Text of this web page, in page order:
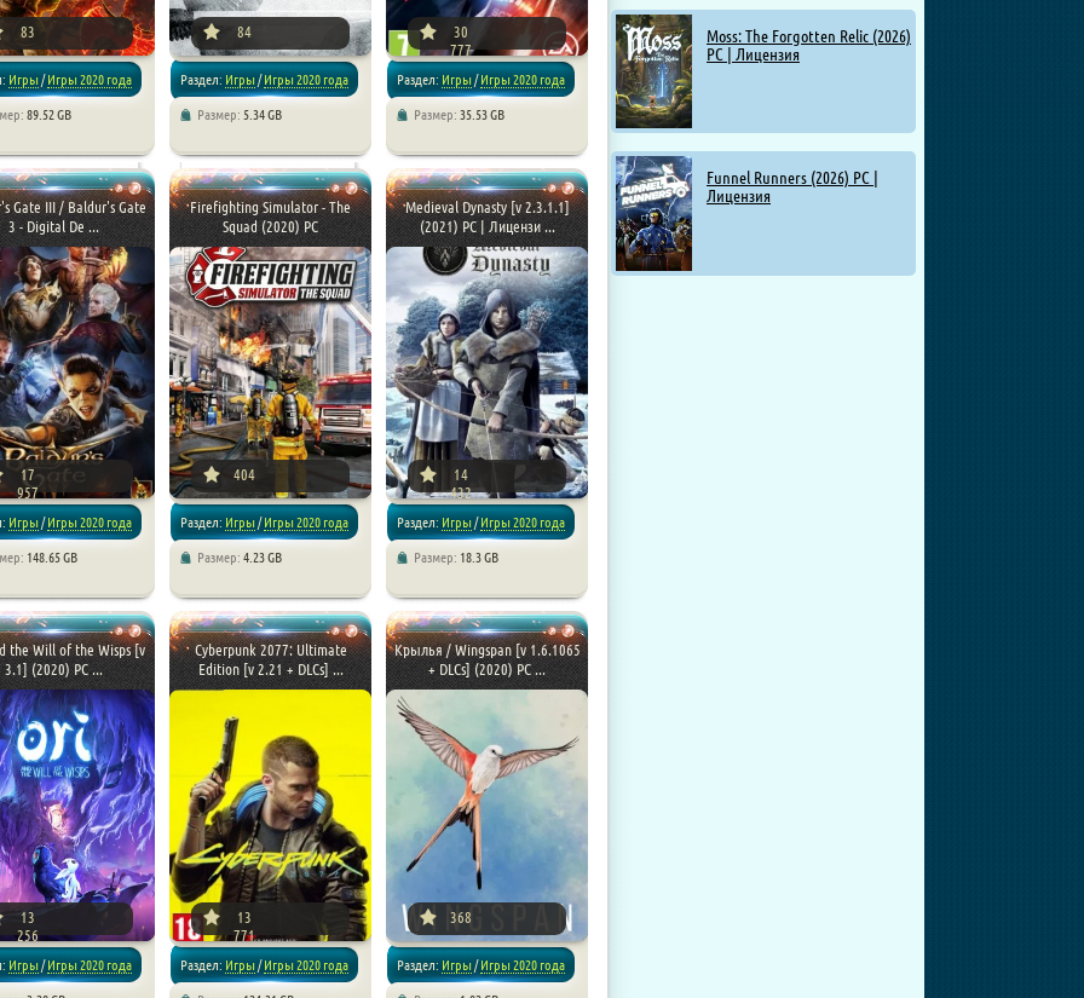
Moss: The Forgotten Relic (2026)
PC | Лицензия
Funnel Runners (2026) PC |
Лицензия
83
Игры/Игры 2020 года
89.52 GB
84
Раздел: Игры/Игры 2020 года
Размер: 5.34 GB
[xfnotgiven_poster_download]
30
777
Раздел: Игры/Игры 2020 года
Размер: 35.53 GB
Gate III / Baldur's Gate
3 - Digital De ...
17
957
Игры/Игры 2020 года
148.65 GB
Firefighting Simulator - The
Squad (2020) PC
404
Раздел: Игры/Игры 2020 года
Размер: 4.23 GB
Medieval Dynasty [v 2.3.1.1]
(2021) PC | Лицензи ...
14
432
Раздел: Игры/Игры 2020 года
от xatab
Размер: 18.3 GB
the Will of the Wisps [v
3.1] (2020) PC ...
13
256
Игры/Игры 2020 года
Cyberpunk 2077: Ultimate
Edition [v 2.21 + DLCs] ...
13
771
Раздел: Игры/Игры 2020 года
Крылья / Wingspan [v 1.6.1065
+ DLCs] (2020) PC ...
368
Раздел: Игры/Игры 2020 года